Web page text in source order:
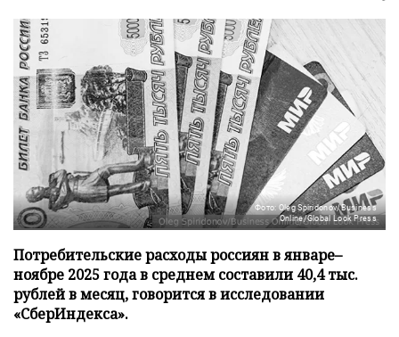
Фото: Oleg Spiridonov/Business
Online/Global Look Press
Потребительские расходы россиян в январе–
ноябре 2025 года в среднем составили 40,4 тыс.
рублей в месяц, говорится в исследовании
«СберИндекса».